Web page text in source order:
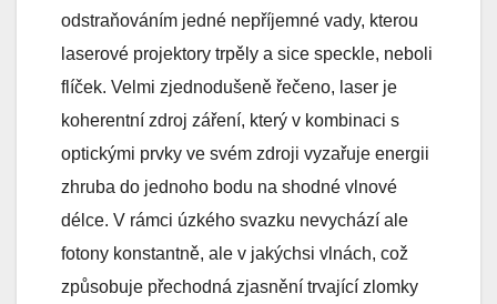
odstraňováním jedné nepříjemné vady, kterou
laserové projektory trpěly a sice speckle, neboli
flíček. Velmi zjednodušeně řečeno, laser je
koherentní zdroj záření, který v kombinaci s
optickými prvky ve svém zdroji vyzařuje energii
zhruba do jednoho bodu na shodné vlnové
délce. V rámci úzkého svazku nevychází ale
fotony konstantně, ale v jakýchsi vlnách, což
způsobuje přechodná zjasnění trvající zlomky